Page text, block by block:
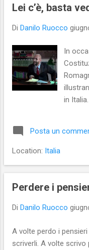
Lei c’è, basta
Di Danilo Ruocco
In
in
Diritto
Posta un
Location: Italia
Perdere i
Di Danilo Ruocco
A volte perdo i
scriverli. A volte